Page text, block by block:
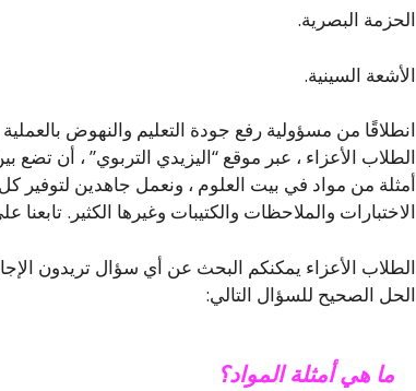
الحزمة البصرية.
الأشعة السينية.
انطلاقًا من مسؤولية رفع جودة التعليم والنهوض
الطلاب الأعزاء ، عبر موقع “اليزيدي التربوي” ، أن تضع
أمثلة من مواد في بيت العلوم ، ونعمل جاهدين لتوفير
الاختبارات والملاحظات والكتيبات وغيرها الكثير.
الطلاب الأعزاء يمكنكم البحث عن أي سؤال تريدون
الحل الصحيح للسؤال التالي:
ما هي أمثلة المواد؟